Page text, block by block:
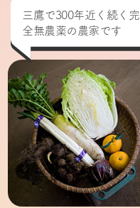
三鷹で300年近く続く完
全無農薬の農家です